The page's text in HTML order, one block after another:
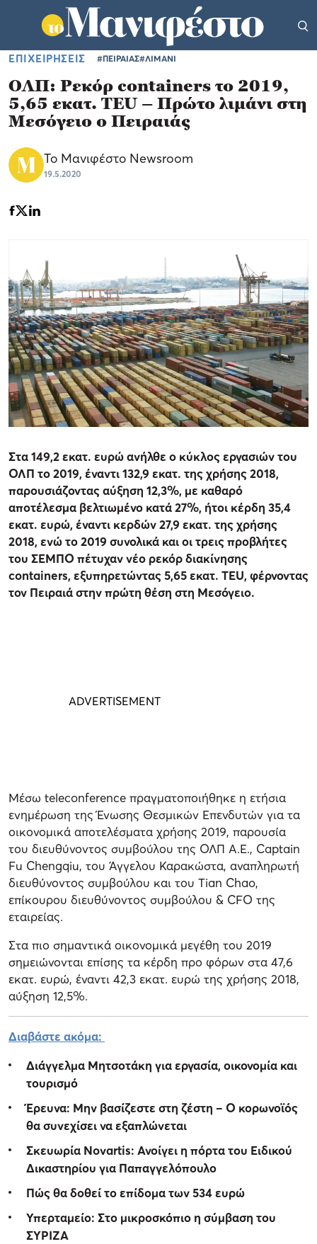
ΕΠΙΧΕΙΡΗΣΕΙΣ #ΠΕΙΡΑΙΑΣ#ΛΙΜΑΝΙ
ΟΛΠ: Ρεκόρ containers το 2019,
5,65 εκατ. TEU – Πρώτο λιμάνι στη
Μεσόγειο ο Πειραιάς
Το Μανιφέστο Newsroom
19.5.2020
Στα 149,2 εκατ. ευρώ ανήλθε ο κύκλος εργασιών του
ΟΛΠ το 2019, έναντι 132,9 εκατ. της χρήσης 2018,
παρουσιάζοντας αύξηση 12,3%, με καθαρό
αποτέλεσμα βελτιωμένο κατά 27%, ήτοι κέρδη 35,4
εκατ. ευρώ, έναντι κερδών 27,9 εκατ. της χρήσης
2018, ενώ το 2019 συνολικά και οι τρεις προβλήτες
του ΣΕΜΠΟ πέτυχαν νέο ρεκόρ διακίνησης
containers, εξυπηρετώντας 5,65 εκατ. TEU, φέρνοντας
τον Πειραιά στην πρώτη θέση στη Μεσόγειο.
Μέσω teleconference πραγματοποιήθηκε η ετήσια
ενημέρωση της Ένωσης Θεσμικών Επενδυτών για τα
οικονομικά αποτελέσματα χρήσης 2019, παρουσία
του διευθύνοντος συμβούλου της ΟΛΠ Α.Ε., Captain
Fu Chengqiu, του Άγγελου Καρακώστα, αναπληρωτή
διευθύνοντος συμβούλου και του Tian Chao,
επίκουρου διευθύνοντος συμβούλου & CFO της
εταιρείας.
Στα πιο σημαντικά οικονομικά μεγέθη του 2019
σημειώνονται επίσης τα κέρδη προ φόρων στα 47,6
εκατ. ευρώ, έναντι 42,3 εκατ. ευρώ της χρήσης 2018,
αύξηση 12,5%.
Διαβάστε ακόμα:
Διάγγελμα Μητσοτάκη για εργασία, οικονομία και
τουρισμό
Έρευνα: Μην βασίζεστε στη ζέστη – Ο κορωνοϊός
θα συνεχίσει να εξαπλώνεται
Σκευωρία Novartis: Ανοίγει η πόρτα του Ειδικού
Δικαστηρίου για Παπαγγελόπουλο
Πώς θα δοθεί το επίδομα των 534 ευρώ
Υπερταμείο: Στο μικροσκόπιο η σύμβαση του
ΣΥΡΙΖΑ